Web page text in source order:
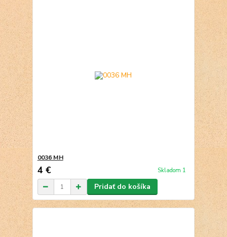
0036 MH
4 € Skladom 1
Pridať do košíka